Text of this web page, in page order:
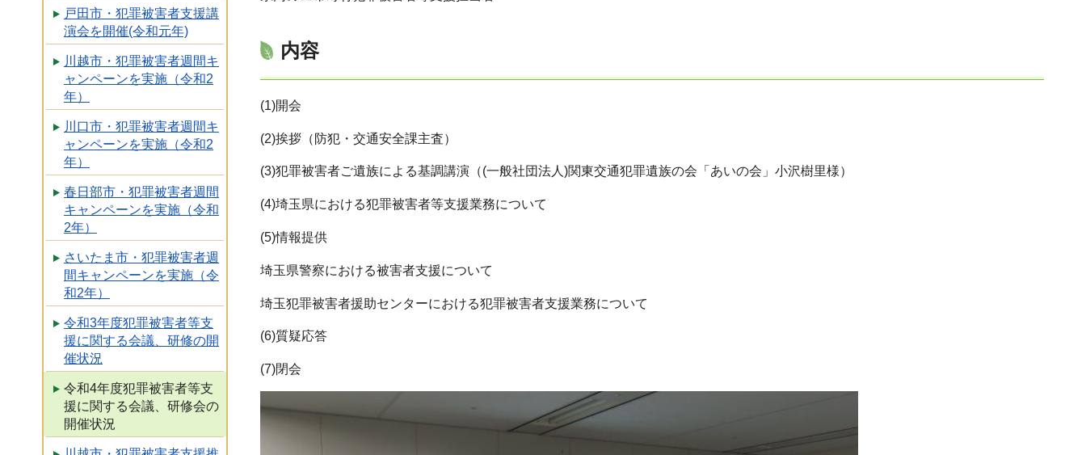
戸田市・犯罪被害者支援講
演会を開催(令和元年)
川越市・犯罪被害者週間キ
ャンペーンを実施（令和2
年）
川口市・犯罪被害者週間キ
ャンペーンを実施（令和2
年）
春日部市・犯罪被害者週間
キャンペーンを実施（令和
2年）
さいたま市・犯罪被害者週
間キャンペーンを実施（令
和2年）
令和3年度犯罪被害者等支
援に関する会議、研修の開
催状況
令和4年度犯罪被害者等支
援に関する会議、研修会の
開催状況
内容
(1)開会
(2)挨拶（防犯・交通安全課主査）
(3)犯罪被害者ご遺族による基調講演（(一般社団法人)関東交通犯罪遺族の会「あいの会」小沢樹里様）
(4)埼玉県における犯罪被害者等支援業務について
(5)情報提供
埼玉県警察における被害者支援について
埼玉犯罪被害者援助センターにおける犯罪被害者支援業務について
(6)質疑応答
(7)閉会